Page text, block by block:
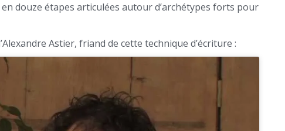
douze étapes articulées autour d’archétypes forts pour
Astier, friand de cette technique d’écriture :